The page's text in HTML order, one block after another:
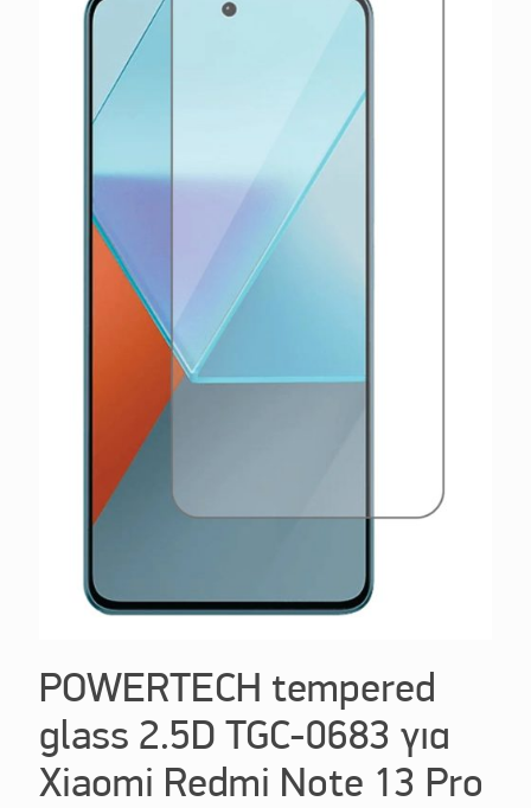
POWERTECH tempered
glass 2.5D TGC-0683 για
Xiaomi Redmi Note 13 Pro